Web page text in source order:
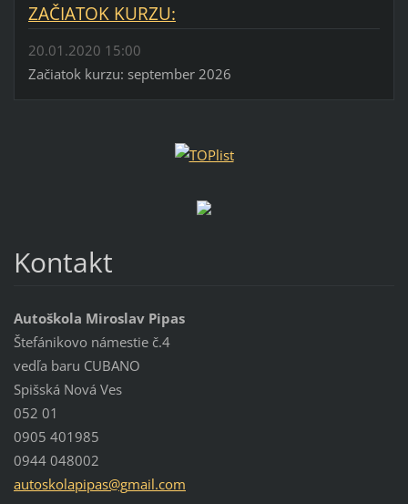
ZAČIATOK KURZU:
20.01.2020 15:00
Začiatok kurzu: september 2026
Kontakt
Autoškola Miroslav Pipas
Štefánikovo námestie č.4
vedľa baru CUBANO
Spišská Nová Ves
052 01
0905 401985
0944 048002
autoskolapipas@gmail.com